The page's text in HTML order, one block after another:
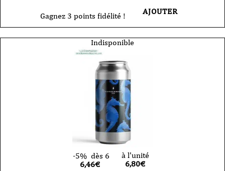
Gagnez 3 points fidélité ! AJOUTER
Indisponible
-5% dès 6
6,46€
à l'unité
6,80€